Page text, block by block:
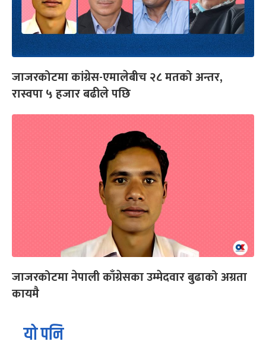
जाजरकोटमा कांग्रेस-एमालेबीच २८ मतको अन्तर,
रास्वपा ५ हजार बढीले पछि
जाजरकोटमा नेपाली काँग्रेसका उम्मेदवार बुढाको अग्रता
कायमै
यो पनि